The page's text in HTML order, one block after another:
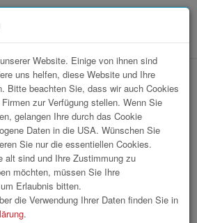
Website. Einige von ihnen sind
uns helfen, diese Website und Ihre
Bitte beachten Sie, dass wir auch Cookies
zur Verfügung stellen. Wenn Sie
gelangen Ihre durch das Cookie
Daten in die USA. Wünschen Sie
Sie nur die essentiellen Cookies.
alt sind und Ihre Zustimmung zu
möchten, müssen Sie Ihre
Erlaubnis bitten.
die Verwendung Ihrer Daten finden Sie in
.